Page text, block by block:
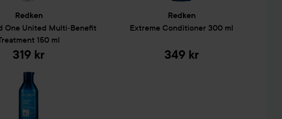
masser til det skummer og skyll ut. Fortsett med Extreme
og Anti-Snap-behandling.
Redken
One United Multi-Benefit
150 ml
319 kr
Redken
Extreme Conditioner 300 ml
349 kr